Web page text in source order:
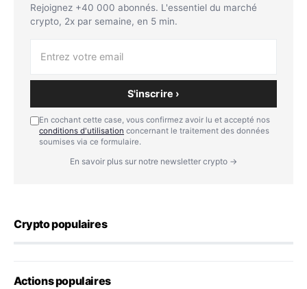
Rejoignez +40 000 abonnés. L'essentiel du marché
crypto, 2x par semaine, en 5 min.
S'inscrire ›
En cochant cette case, vous confirmez avoir lu et accepté nos
conditions d'utilisation concernant le traitement des données
soumises via ce formulaire.
En savoir plus sur notre newsletter crypto →
Crypto populaires
Actions populaires